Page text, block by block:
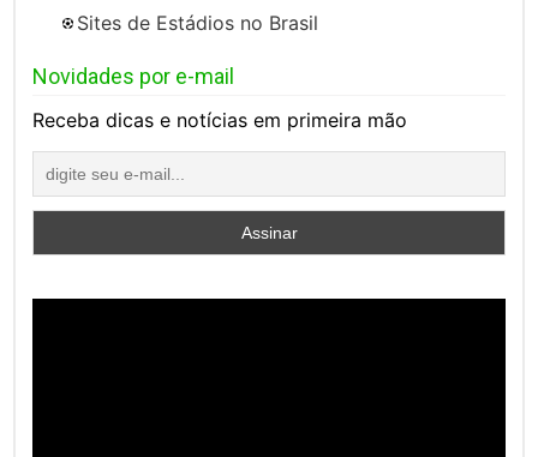
Sites de Estádios no Brasil
Novidades por e-mail
Receba dicas e notícias em primeira mão